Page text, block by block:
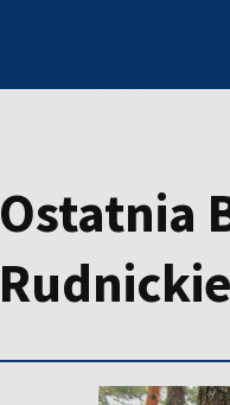
Ostatnia